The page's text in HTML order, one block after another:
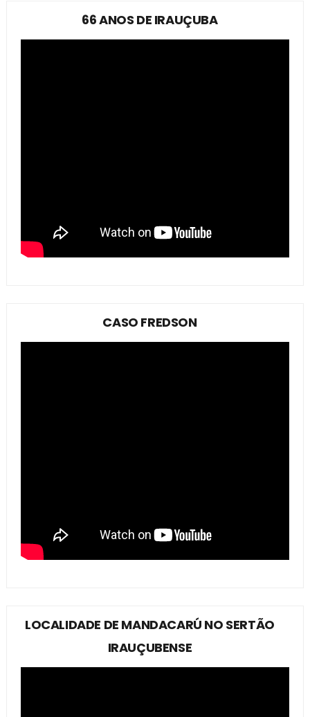
66 ANOS DE IRAUÇUBA
CASO FREDSON
LOCALIDADE DE MANDACARÚ NO SERTÃO
IRAUÇUBENSE